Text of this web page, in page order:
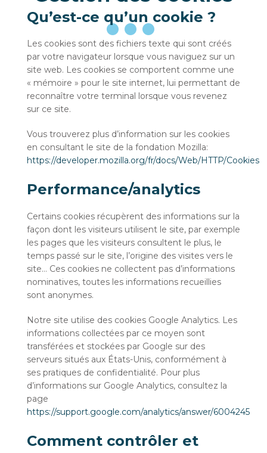
Qu’est-ce qu’un cookie ?
Les cookies sont des fichiers texte qui sont créés
par votre navigateur lorsque vous naviguez sur un
site web. Les cookies se comportent comme une
« mémoire » pour le site internet, lui permettant de
reconnaître votre terminal lorsque vous revenez
sur ce site.
Vous trouverez plus d’information sur les cookies
en consultant le site de la fondation Mozilla:
https://developer.mozilla.org/fr/docs/Web/HTTP/Cookies
Performance/analytics
Certains cookies récupèrent des informations sur la
façon dont les visiteurs utilisent le site, par exemple
les pages que les visiteurs consultent le plus, le
temps passé sur le site, l’origine des visites vers le
site… Ces cookies ne collectent pas d’informations
nominatives, toutes les informations recueillies
sont anonymes.
Notre site utilise des cookies Google Analytics. Les
informations collectées par ce moyen sont
transférées et stockées par Google sur des
serveurs situés aux États-Unis, conformément à
ses pratiques de confidentialité. Pour plus
d’informations sur Google Analytics, consultez la
page
https://support.google.com/analytics/answer/6004245
Comment contrôler et